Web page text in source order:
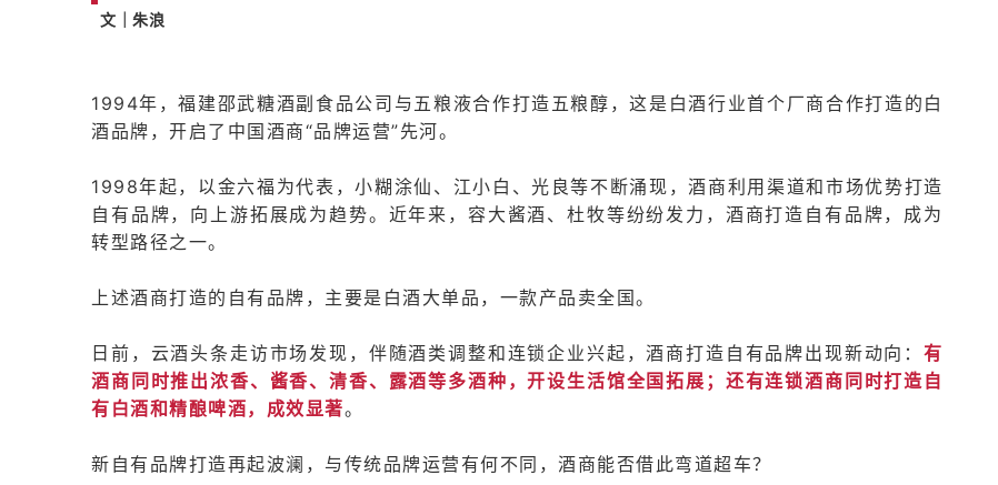
文｜朱浪
1994年，福建邵武糖酒副食品公司与五粮液合作打造五粮醇，这是白酒行业首个厂商合作打造的白
酒品牌，开启了中国酒商“品牌运营”先河。
1998年起，以金六福为代表，小糊涂仙、江小白、光良等不断涌现，酒商利用渠道和市场优势打造
自有品牌，向上游拓展成为趋势。近年来，容大酱酒、杜牧等纷纷发力，酒商打造自有品牌，成为
转型路径之一。
上述酒商打造的自有品牌，主要是白酒大单品，一款产品卖全国。
日前，云酒头条走访市场发现，伴随酒类调整和连锁企业兴起，酒商打造自有品牌出现新动向：有
酒商同时推出浓香、酱香、清香、露酒等多酒种，开设生活馆全国拓展；还有连锁酒商同时打造自
有白酒和精酿啤酒，成效显著。
新自有品牌打造再起波澜，与传统品牌运营有何不同，酒商能否借此弯道超车？